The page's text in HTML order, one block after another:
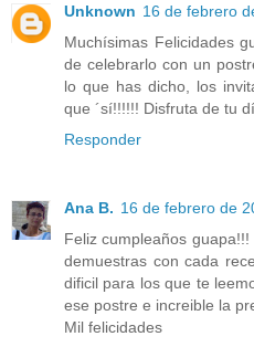
Unknown 16 de febrero
Muchísimas Felicidades
de celebrarlo con un
lo que has dicho, los
que ´sí!!!!!! Disfruta de tu
Responder
Ana B. 16 de febrero de
Feliz cumpleaños
demuestras con cada
dificil para los que te
ese postre e increible la
Mil felicidades